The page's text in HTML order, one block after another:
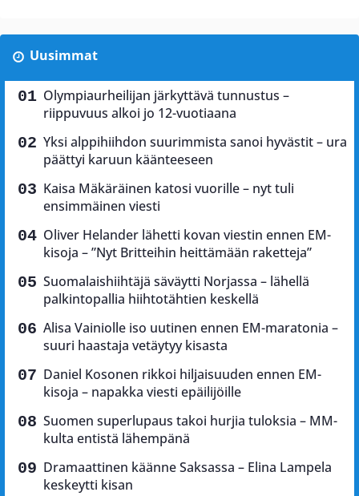
Uusimmat
Olympiaurheilijan järkyttävä tunnustus –
riippuvuus alkoi jo 12-vuotiaana
Yksi alppihiihdon suurimmista sanoi hyvästit – ura
päättyi karuun käänteeseen
Kaisa Mäkäräinen katosi vuorille – nyt tuli
ensimmäinen viesti
Oliver Helander lähetti kovan viestin ennen EM-
kisoja – ”Nyt Britteihin heittämään raketteja”
Suomalaishiihtäjä säväytti Norjassa – lähellä
palkintopallia hiihtotähtien keskellä
Alisa Vainiolle iso uutinen ennen EM-maratonia –
suuri haastaja vetäytyy kisasta
Daniel Kosonen rikkoi hiljaisuuden ennen EM-
kisoja – napakka viesti epäilijöille
Suomen superlupaus takoi hurjia tuloksia – MM-
kulta entistä lähempänä
Dramaattinen käänne Saksassa – Elina Lampela
keskeytti kisan